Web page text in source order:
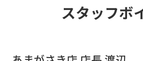
スタッフボ